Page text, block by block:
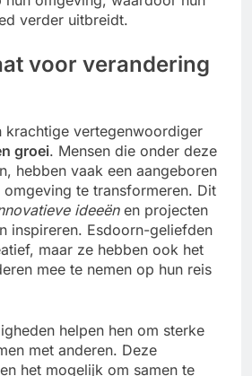
verder uitbreidt.
voor verandering
krachtige vertegenwoordiger
groei. Mensen die onder deze
hebben vaak een aangeboren
te transformeren. Dit
ideeënen projecten
inspireren. Esdoorn-geliefden
maar ze hebben ook het
mee te nemen op hun reis
helpen hen om sterke
met anderen. Deze
het mogelijk om samen te